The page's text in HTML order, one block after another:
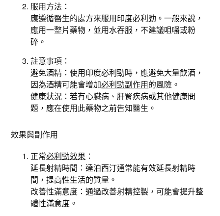
服用方法：
應遵循醫生的處方來服用印度必利勁。一般來說，
應用一整片藥物，並用水吞服，不建議咀嚼或粉
碎。
註意事項：
避免酒精：使用印度必利勁時，應避免大量飲酒，
因為酒精可能會增加必利勁副作用的風險。
健康狀況：若有心臟病、肝腎疾病或其他健康問
題，應在使用此藥物之前告知醫生。
效果與副作用
正常必利勁效果 ：
延長射精時間：達泊西汀通常能有效延長射精時
間，提高性生活的質量。
改善性滿意度：通過改善射精控製，可能會提升整
體性滿意度。